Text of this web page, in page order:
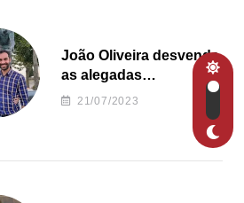
João Oliveira desvenda
as alegadas
irregularidades da
Junta de Freguesia S.
21/07/2023